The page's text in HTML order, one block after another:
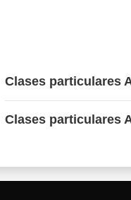
Clases particulares
Clases particulares